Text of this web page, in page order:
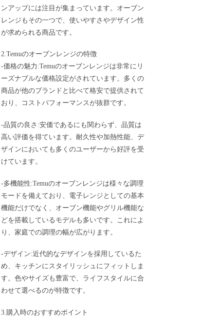
ンアップには注目が集まっています。オーブン
レンジもその一つで、使いやすさやデザイン性
が求められる商品です。
2.Temuのオーブンレンジの特徴
-価格の魅力:Temuのオーブンレンジは非常にリ
ーズナブルな価格設定がされています。多くの
商品が他のブランドと比べて格安で提供されて
おり、コストパフォーマンスが抜群です。
-品質の良さ:安価であるにも関わらず、品質は
高い評価を得ています。耐久性や加熱性能、デ
ザインにおいても多くのユーザーから好評を受
けています。
-多機能性:Temuのオーブンレンジは様々な調理
モードを備えており、電子レンジとしての基本
機能だけでなく、オーブン機能やグリル機能な
どを搭載しているモデルも多いです。これによ
り、家庭での調理の幅が広がります。
-デザイン:近代的なデザインを採用しているた
め、キッチンにスタイリッシュにフィットしま
す。色やサイズも豊富で、ライフスタイルに合
わせて選べるのが特徴です。
3.購入時のおすすめポイント